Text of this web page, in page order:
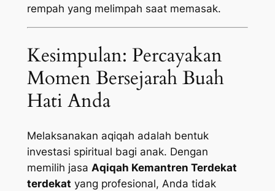
rempah yang melimpah saat memasak.
Kesimpulan: Percayakan
Momen Bersejarah Buah
Hati Anda
Melaksanakan aqiqah adalah bentuk
investasi spiritual bagi anak. Dengan
memilih jasa Aqiqah Kemantren Terdekat
terdekat yang profesional, Anda tidak